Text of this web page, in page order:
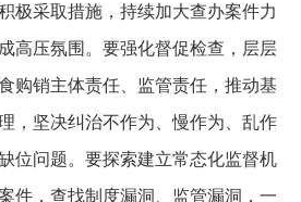
极采取措施，持续加大查办案件力
高压氛围。要强化督促检查，层层
购销主体责任、监管责任，推动基
，坚决纠治不作为、慢作为、乱作
位问题。要探索建立常态化监督机
件，查找制度漏洞、监管漏洞，一